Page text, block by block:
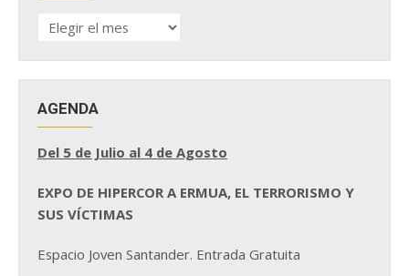
HISTÓRICO
DE
AGENDA
Del 5 de Julio al 4 de Agosto
EXPO DE HIPERCOR A ERMUA, EL TERRORISMO Y
SUS VÍCTIMAS
Espacio Joven Santander. Entrada Gratuita